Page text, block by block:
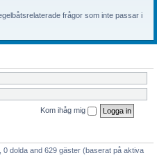
frågor som inte passar i
Kom ihåg mig
dolda and 629 gäster (baserat på aktiva